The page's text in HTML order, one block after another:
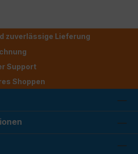
zuverlässige Lieferung
Support
Shoppen